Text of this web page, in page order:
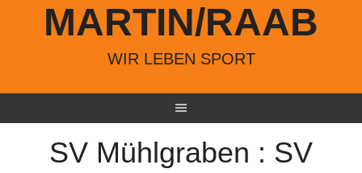
MARTIN/RAAB
WIR LEBEN SPORT
SV Mühlgraben : SV